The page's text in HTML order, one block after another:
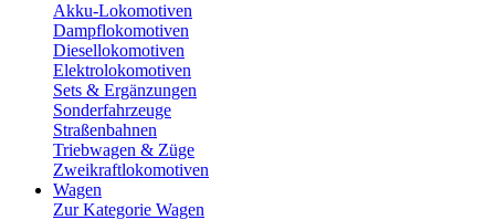
Akku-Lokomotiven
Dampflokomotiven
Diesellokomotiven
Elektrolokomotiven
Sets & Ergänzungen
Sonderfahrzeuge
Straßenbahnen
Triebwagen & Züge
Zweikraftlokomotiven
Wagen
Zur Kategorie Wagen